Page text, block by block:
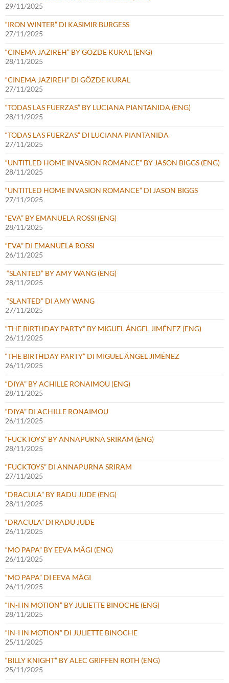
29/11/2025
“IRON WINTER” DI KASIMIR BURGESS
27/11/2025
“CINEMA JAZIREH” BY GÖZDE KURAL (ENG)
28/11/2025
“CINEMA JAZIREH” DI GÖZDE KURAL
27/11/2025
“TODAS LAS FUERZAS” BY LUCIANA PIANTANIDA (ENG)
28/11/2025
“TODAS LAS FUERZAS” DI LUCIANA PIANTANIDA
27/11/2025
“UNTITLED HOME INVASION ROMANCE” BY JASON BIGGS (ENG)
28/11/2025
“UNTITLED HOME INVASION ROMANCE” DI JASON BIGGS
27/11/2025
“EVA” BY EMANUELA ROSSI (ENG)
28/11/2025
“EVA” DI EMANUELA ROSSI
26/11/2025
“SLANTED” BY AMY WANG (ENG)
28/11/2025
“SLANTED” DI AMY WANG
27/11/2025
“THE BIRTHDAY PARTY” BY MIGUEL ÁNGEL JIMÉNEZ (ENG)
26/11/2025
“THE BIRTHDAY PARTY” DI MIGUEL ÁNGEL JIMÉNEZ
26/11/2025
“DIYA” BY ACHILLE RONAIMOU (ENG)
28/11/2025
“DIYA” DI ACHILLE RONAIMOU
26/11/2025
“FUCKTOYS” BY ANNAPURNA SRIRAM (ENG)
28/11/2025
“FUCKTOYS” DI ANNAPURNA SRIRAM
27/11/2025
“DRACULA” BY RADU JUDE (ENG)
28/11/2025
“DRACULA” DI RADU JUDE
26/11/2025
“MO PAPA” BY EEVA MÄGI (ENG)
26/11/2025
“MO PAPA” DI EEVA MÄGI
26/11/2025
“IN-I IN MOTION” BY JULIETTE BINOCHE (ENG)
28/11/2025
“IN-I IN MOTION” DI JULIETTE BINOCHE
25/11/2025
“BILLY KNIGHT” BY ALEC GRIFFEN ROTH (ENG)
25/11/2025